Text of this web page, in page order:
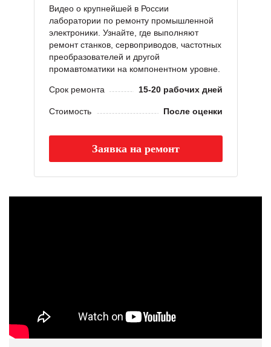
Видео о крупнейшей в России
лаборатории по ремонту промышленной
электроники. Узнайте, где выполняют
ремонт станков, сервоприводов, частотных
преобразователей и другой
промавтоматики на компонентном уровне.
Срок ремонта 15-20 рабочих дней
Стоимость После оценки
Заявка на ремонт